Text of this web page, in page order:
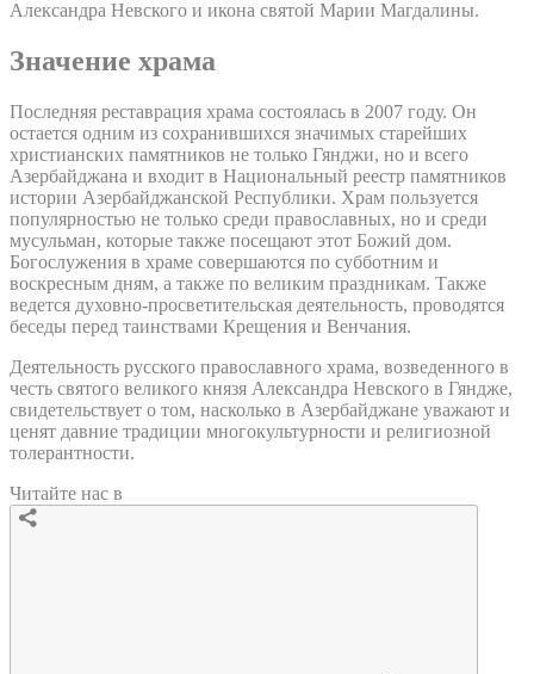
Александра Невского и икона святой Марии Магдалины.
Значение храма
Последняя реставрация храма состоялась в 2007 году. Он
остается одним из сохранившихся значимых старейших
христианских памятников не только Гянджи, но и всего
Азербайджана и входит в Национальный реестр памятников
истории Азербайджанской Республики. Храм пользуется
популярностью не только среди православных, но и среди
мусульман, которые также посещают этот Божий дом.
Богослужения в храме совершаются по субботним и
воскресным дням, а также по великим праздникам. Также
ведется духовно-просветительская деятельность, проводятся
беседы перед таинствами Крещения и Венчания.
Деятельность русского православного храма, возведенного в
честь святого великого князя Александра Невского в Гяндже,
свидетельствует о том, насколько в Азербайджане уважают и
ценят давние традиции многокультурности и религиозной
толерантности.
Читайте нас в